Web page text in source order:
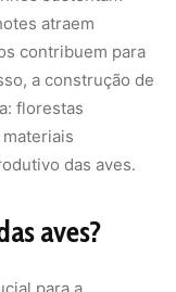
velhas ou
de nidificação.
como o
ninhos ativos,
arbustos nativos